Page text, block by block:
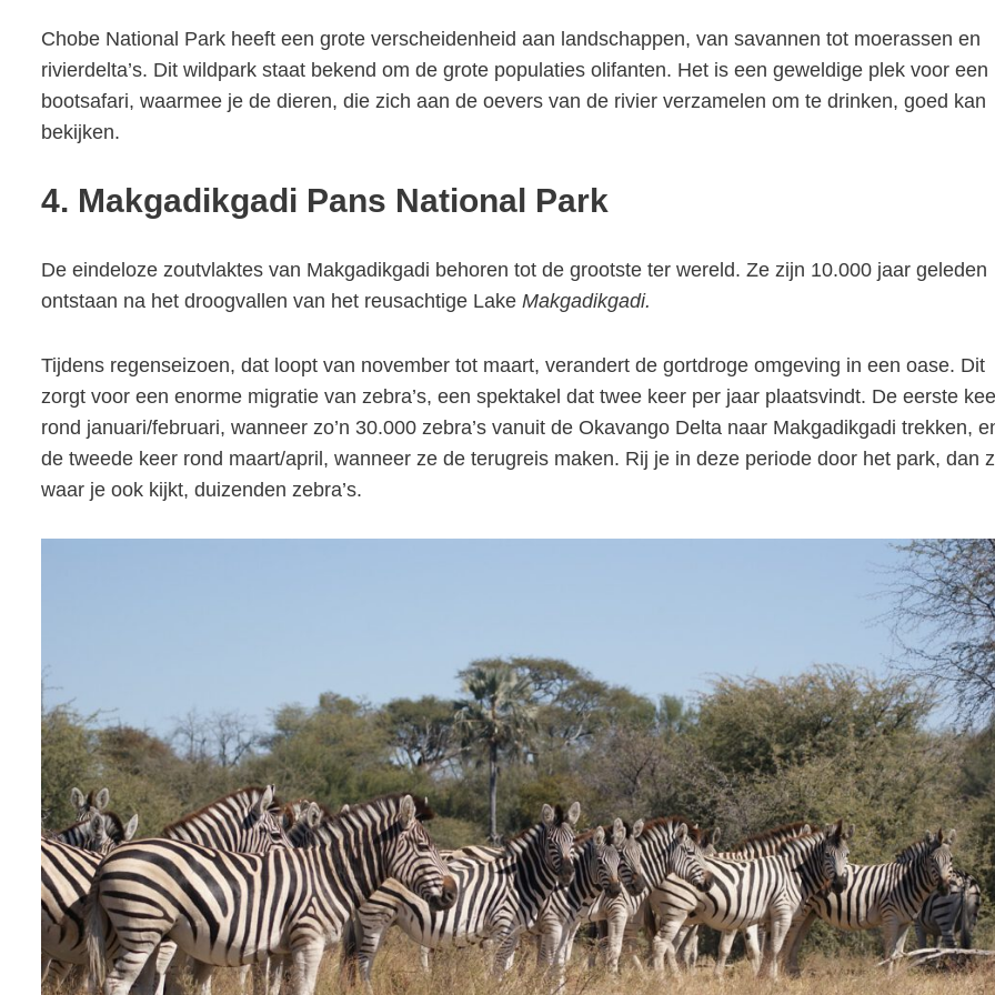
Chobe National Park heeft een grote verscheidenheid aan landschappen, van savannen tot moerassen en
rivierdelta’s. Dit wildpark staat bekend om de grote populaties olifanten. Het is een geweldige plek voor een
bootsafari, waarmee je de dieren, die zich aan de oevers van de rivier verzamelen om te drinken, goed kan
bekijken.
4. Makgadikgadi Pans National Park
De eindeloze zoutvlaktes van Makgadikgadi behoren tot de grootste ter wereld. Ze zijn 10.000 jaar geleden
ontstaan na het droogvallen van het reusachtige Lake Makgadikgadi.
Tijdens regenseizoen, dat loopt van november tot maart, verandert de gortdroge omgeving in een oase. Dit
zorgt voor een enorme migratie van zebra’s, een spektakel dat twee keer per jaar plaatsvindt. De eerste
rond januari/februari, wanneer zo’n 30.000 zebra’s vanuit de Okavango Delta naar Makgadikgadi trekken,
de tweede keer rond maart/april, wanneer ze de terugreis maken. Rij je in deze periode door het park, dan
waar je ook kijkt, duizenden zebra’s.